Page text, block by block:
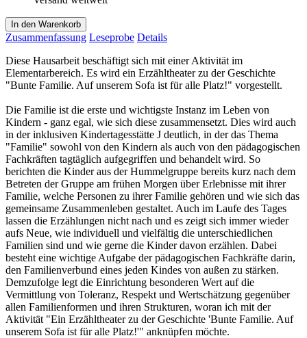
In den Warenkorb
Zusammenfassung Leseprobe Details
Diese Hausarbeit beschäftigt sich mit einer Aktivität im
Elementarbereich. Es wird ein Erzähltheater zu der Geschichte
"Bunte Familie. Auf unserem Sofa ist für alle Platz!" vorgestellt.
Die Familie ist die erste und wichtigste Instanz im Leben von
Kindern - ganz egal, wie sich diese zusammensetzt. Dies wird auch
in der inklusiven Kindertagesstätte J deutlich, in der das Thema
"Familie" sowohl von den Kindern als auch von den pädagogischen
Fachkräften tagtäglich aufgegriffen und behandelt wird. So
berichten die Kinder aus der Hummelgruppe bereits kurz nach dem
Betreten der Gruppe am frühen Morgen über Erlebnisse mit ihrer
Familie, welche Personen zu ihrer Familie gehören und wie sich das
gemeinsame Zusammenleben gestaltet. Auch im Laufe des Tages
lassen die Erzählungen nicht nach und es zeigt sich immer wieder
aufs Neue, wie individuell und vielfältig die unterschiedlichen
Familien sind und wie gerne die Kinder davon erzählen. Dabei
besteht eine wichtige Aufgabe der pädagogischen Fachkräfte darin,
den Familienverbund eines jeden Kindes von außen zu stärken.
Demzufolge legt die Einrichtung besonderen Wert auf die
Vermittlung von Toleranz, Respekt und Wertschätzung gegenüber
allen Familienformen und ihren Strukturen, woran ich mit der
Aktivität "Ein Erzähltheater zu der Geschichte 'Bunte Familie. Auf
unserem Sofa ist für alle Platz!'" anknüpfen möchte.